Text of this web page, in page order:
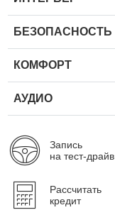
БЕЗОПАСНОСТЬ
КОМФОРТ
АУДИО
Запись
на тест-драйв
Рассчитать
кредит